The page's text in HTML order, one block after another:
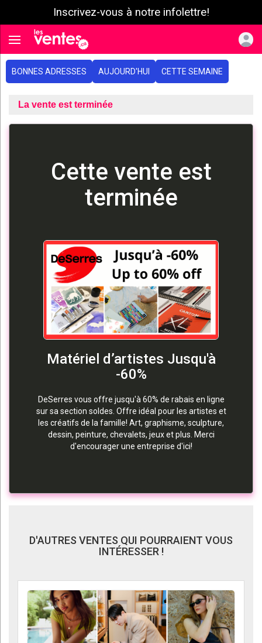
Inscrivez-vous à notre infolettre!
Toggle navigation
BONNES ADRESSES AUJOURD'HUI CETTE SEMAINE
La vente est terminée
Cette vente est
terminée
Matériel d’artistes Jusqu'à
-60%
DeSerres vous offre jusqu'à 60% de rabais en ligne
sur sa section soldes. Offre idéal pour les artistes et
les créatifs de la famille! Art, graphisme, sculpture,
dessin, peinture, chevalets, jeux et plus. Merci
d'encourager une entreprise d'ici!
D'AUTRES VENTES QUI POURRAIENT VOUS
INTÉRESSER !